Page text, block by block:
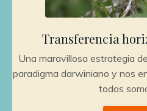
Transferencia
Una maravillosa estrategia
paradigma darwiniano y nos
todos